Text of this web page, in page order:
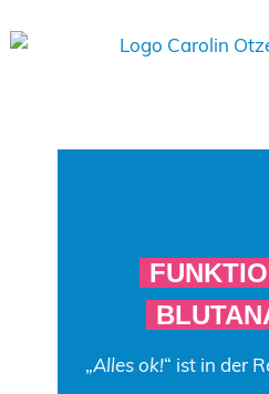
„Alles ok!“ ist in der